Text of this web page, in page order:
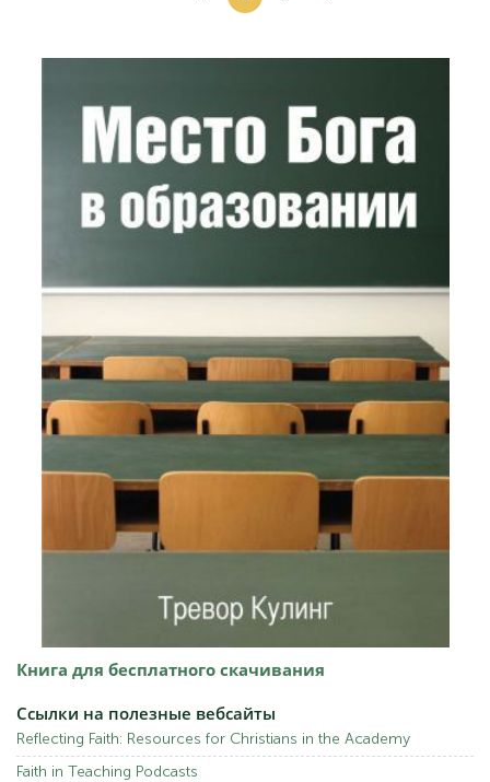
Книга для безкоштовного скачування
Reflecting Faith: Resources for Christians in the Academy
Faith in Teaching Podcasts
Teaching Civic Hospitality в Time of Polarization
Індексстатей
Новий ресурс для інтеграції віри та навчання у вузах